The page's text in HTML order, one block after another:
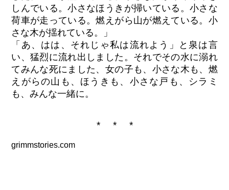
しんでいる。小さなほうきが掃いている。小さな
荷車が走っている。燃えがら山が燃えている。小
さな木が揺れている。」
「あ、はは、それじゃ私は流れよう」と泉は言
い、猛烈に流れ出しました。それでその水に溺れ
てみんな死にました、女の子も、小さな木も、燃
えがらの山も、ほうきも、小さな戸も、シラミ
も、みんな一緒に。
* * *
grimmstories.com